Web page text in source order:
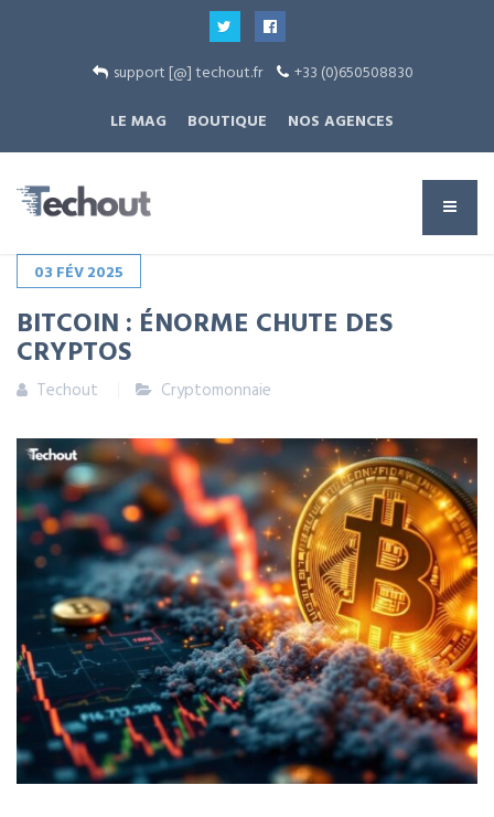
support [@] techout.fr
+33 (0)650508830
LE MAG
BOUTIQUE NOS AGENCES
03 FÉV2025
BITCOIN : ÉNORME CHUTE DES
CRYPTOS
Techout Cryptomonnaie